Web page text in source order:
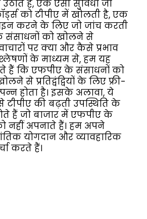
हैं, एक ऐसी सुविधा जो
को टीपीए में खोलती है, एक
करने के लिए जो जांच करती
संसाधनों को खोलने से
पर क्या और कैसे प्रभाव
के माध्यम से, हम यह
हैं कि एफपीए के संसाधनों को
से प्रतिद्वंद्वियों के लिए फ्री-
होता है। इसके अलावा, ये
की बढ़ती उपस्थिति के
हैं जो बाजार में एफपीए के
नहीं अपनाते हैं। हम अपने
योगदान और व्यावहारिक
करते हैं।